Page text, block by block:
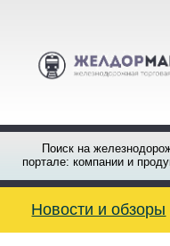
Поиск на
портале: компании и
Новости и обзоры